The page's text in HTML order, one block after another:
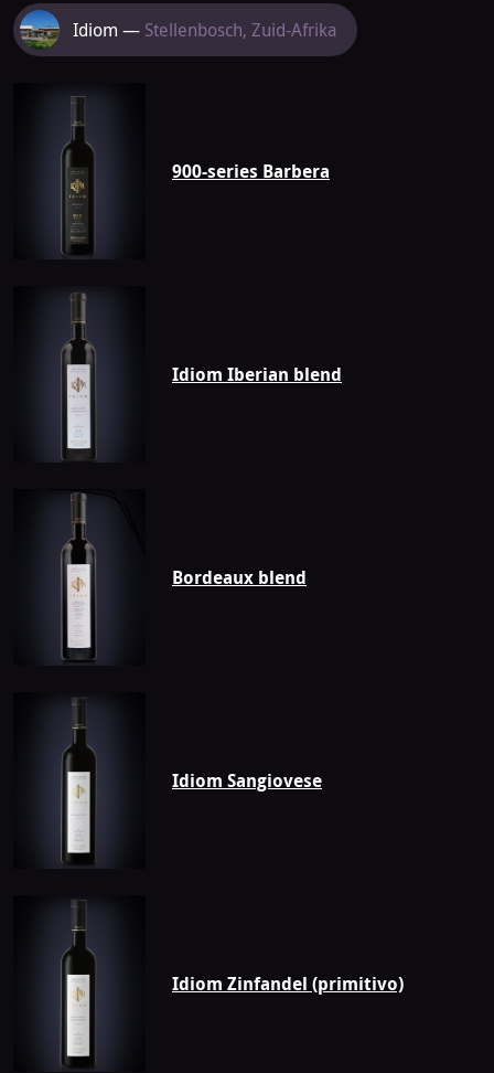
Meer
van
Idiom
Idiom — Stellenbosch, Zuid-Afrika
900-series Barbera
Idiom Iberian blend
Bordeaux blend
Idiom Sangiovese
Idiom Zinfandel (primitivo)